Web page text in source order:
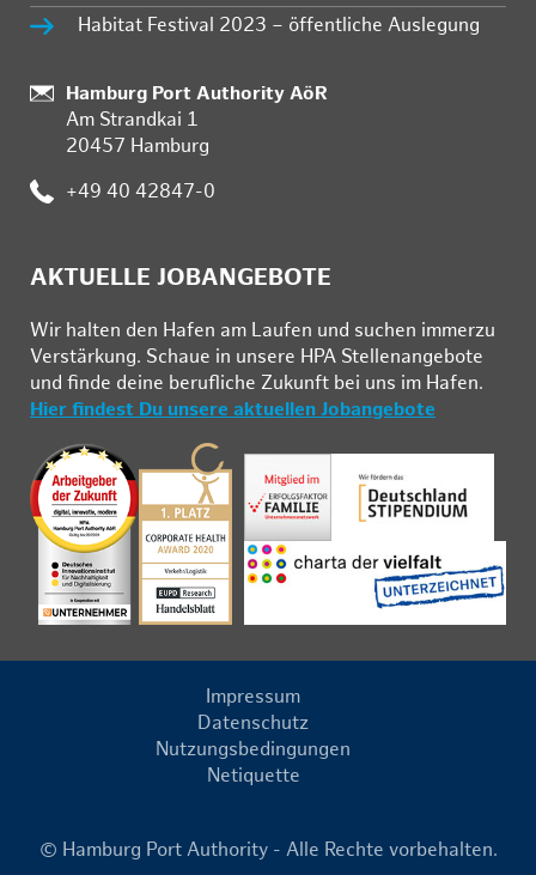
Habitat Festival 2023 – öffentliche Auslegung
Standort:
Hamburg Port Authority AöR
Am Strandkai 1
20457 Hamburg
Telefon:
+49 40 42847-0
AKTUELLE JOBANGEBOTE
Wir hal­ten den Ha­fen am Lau­fen und su­chen im­mer­zu
Ver­stär­kung. Schau­e in un­se­re HPA Stel­len­an­ge­bo­te
und fin­de deine be­ruf­li­che Zu­kunft bei uns im Ha­fen.
Hier findest Du unsere aktuellen Jobangebote
Impressum
Datenschutz
Nutzungsbedingungen
Netiquette
© Hamburg Port Authority - Alle Rechte vorbehalten.